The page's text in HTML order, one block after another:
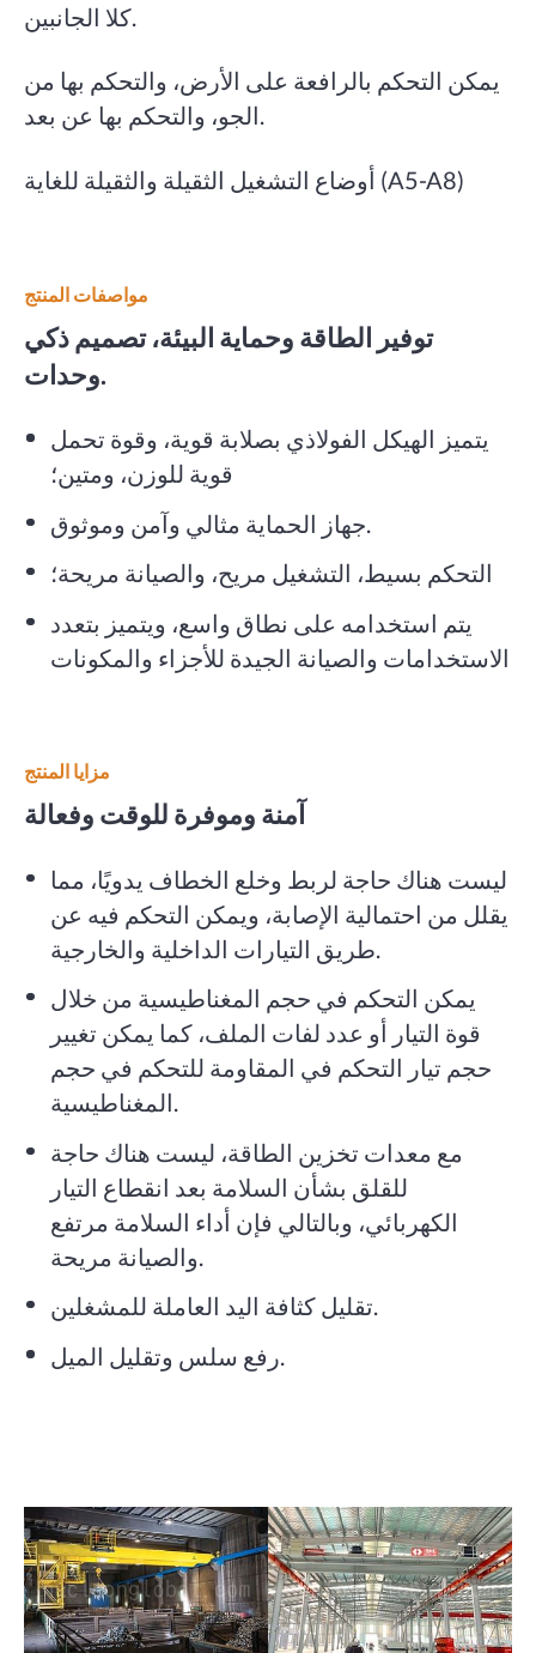
كلا الجانبين.
يمكن التحكم بالرافعة على الأرض، والتحكم بها من
الجو، والتحكم بها عن بعد.
أوضاع التشغيل الثقيلة والثقيلة للغاية (A5-A8)
مواصفات المنتج
توفير الطاقة وحماية البيئة، تصميم ذكي
وحدات.
يتميز الهيكل الفولاذي بصلابة قوية، وقوة تحمل
قوية للوزن، ومتين؛
جهاز الحماية مثالي وآمن وموثوق.
التحكم بسيط، التشغيل مريح، والصيانة مريحة؛
يتم استخدامه على نطاق واسع، ويتميز بتعدد
الاستخدامات والصيانة الجيدة للأجزاء والمكونات
مزايا المنتج
آمنة وموفرة للوقت وفعالة
ليست هناك حاجة لربط وخلع الخطاف يدويًا، مما
يقلل من احتمالية الإصابة، ويمكن التحكم فيه عن
طريق التيارات الداخلية والخارجية.
يمكن التحكم في حجم المغناطيسية من خلال
قوة التيار أو عدد لفات الملف، كما يمكن تغيير
حجم تيار التحكم في المقاومة للتحكم في حجم
المغناطيسية.
مع معدات تخزين الطاقة، ليست هناك حاجة
للقلق بشأن السلامة بعد انقطاع التيار
الكهربائي، وبالتالي فإن أداء السلامة مرتفع
والصيانة مريحة.
تقليل كثافة اليد العاملة للمشغلين.
رفع سلس وتقليل الميل.